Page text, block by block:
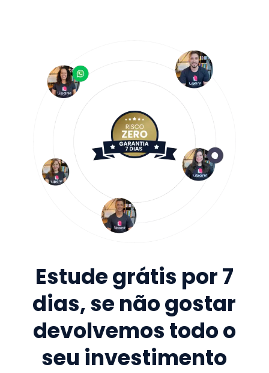
Estude grátis por 7
dias, se não gostar
devolvemos todo o
seu investimento